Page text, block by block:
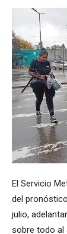
El Servicio
del
julio,
sobre todo al